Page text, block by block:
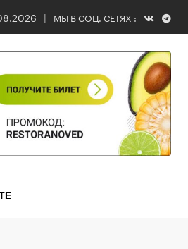
МЫ В СОЦ. СЕТЯХ :